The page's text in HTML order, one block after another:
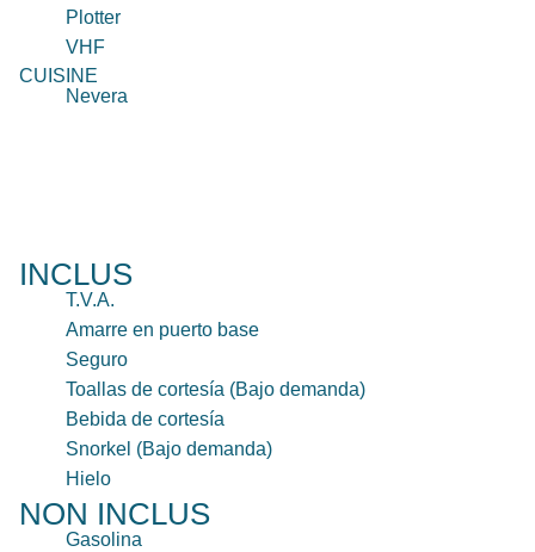
Plotter
VHF
CUISINE
Nevera
INCLUS
T.V.A.
Amarre en puerto base
Seguro
Toallas de cortesía (Bajo demanda)
Bebida de cortesía
Snorkel (Bajo demanda)
Hielo
NON INCLUS
Gasolina